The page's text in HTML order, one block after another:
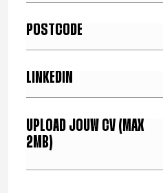
o
o
e
UPLOAD JOUW CV (MAX
2MB)